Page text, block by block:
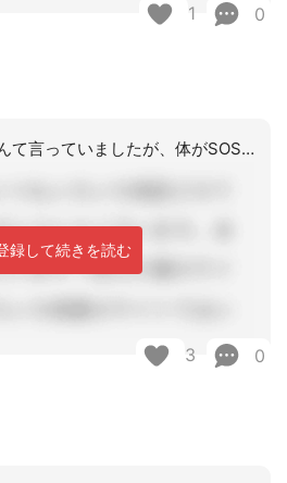
1 0
昔は石の上にも３年なんて言っていましたが、体がSOSを出している状況ですので、心
録して続きを読む
3 0